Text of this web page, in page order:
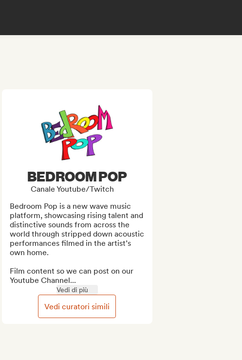
BEDROOM POP
Canale Youtube/Twitch
Bedroom Pop is a new wave music
platform, showcasing rising talent and
distinctive sounds from across the
world through stripped down acoustic
performances filmed in the artist’s
own home.
Film content so we can post on our
Youtube Channel...
Vedi di più
Vedi curatori simili